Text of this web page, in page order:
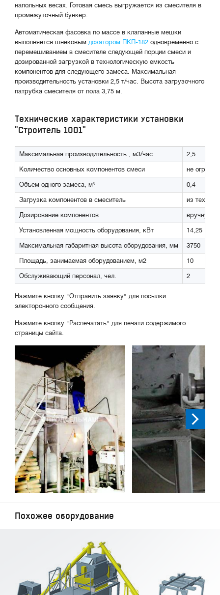
напольных весах. Готовая смесь выгружается из смесителя в
промежуточный бункер.
Автоматическая фасовка по массе в клапанные мешки
выполняется шнековым дозатором ПКП-182 одновременно с
перемешиванием в смесителе следующей порции смеси и
дозированной загрузкой в технологическую емкость
компонентов для следующего замеса. Максимальная
производительность установки 2,5 т/час. Высота загрузочного
патрубка смесителя от пола 3,75 м.
Технические характеристики установки
"Строитель 1001"
Максимальная производительность , м3/час 2,5
Количество основных компонентов смеси не
Объем одного замеса, м³ 0,4
Загрузка компонентов в смеситель из
Дозирование компонентов вручную в
Установленная мощность оборудования, кВт 14,25
Максимальная габаритная высота оборудования, мм 3750
Площадь, занимаемая оборудованием, м2 10
Обслуживающий персонал, чел. 2
Нажмите кнопку "Отправить заявку" для посылки
электоронного сообщения.
Нажмите кнопку "Распечатать" для печати содержимого
страницы сайта.
Похожее оборудование